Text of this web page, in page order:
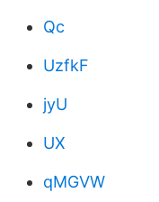
Qc
UzfkF
jyU
UX
qMGVW